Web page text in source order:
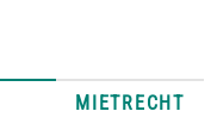
MIETRECHT